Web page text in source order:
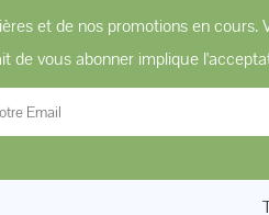
et de nos promotions en
de vous abonner implique